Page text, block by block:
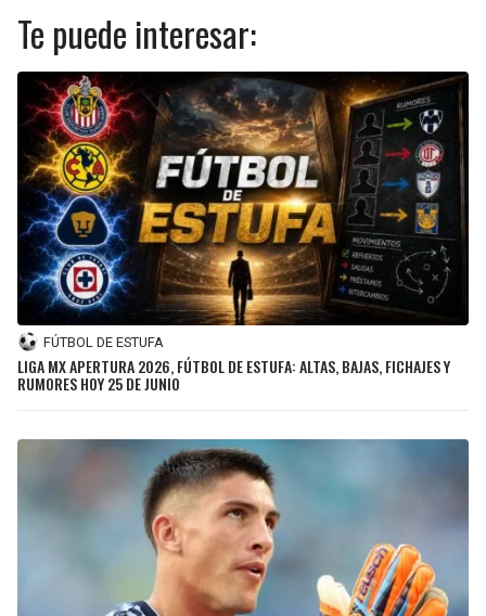
Te puede interesar:
FÚTBOL DE ESTUFA
LIGA MX APERTURA 2026, FÚTBOL DE ESTUFA: ALTAS, BAJAS, FICHAJES Y
RUMORES HOY 25 DE JUNIO